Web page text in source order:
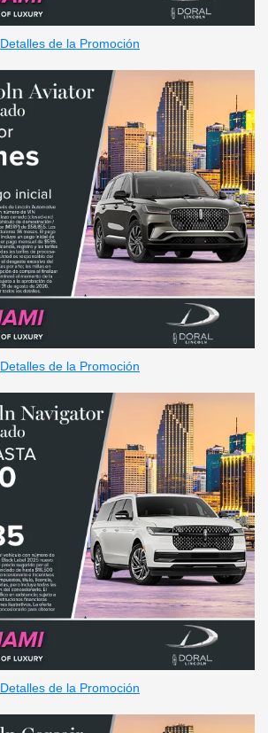
Detalles de la Promoción
Detalles de la Promoción
Detalles de la Promoción